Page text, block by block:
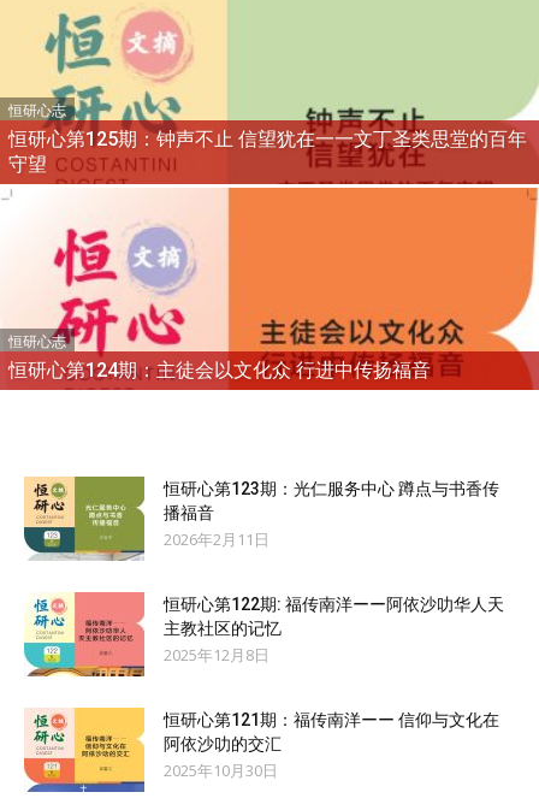
恒研心志
恒研心第125期：钟声不止 信望犹在一一文丁圣类思堂的百年
守望
恒研心志
恒研心第124期：主徒会以文化众 行进中传扬福音
恒研心第123期：光仁服务中心 蹲点与书香传
播福音
2026年2月11日
恒研心第122期: 福传南洋ーー阿依沙叻华人天
主教社区的记忆
2025年12月8日
恒研心第121期：福传南洋ーー 信仰与文化在
阿依沙叻的交汇
2025年10月30日